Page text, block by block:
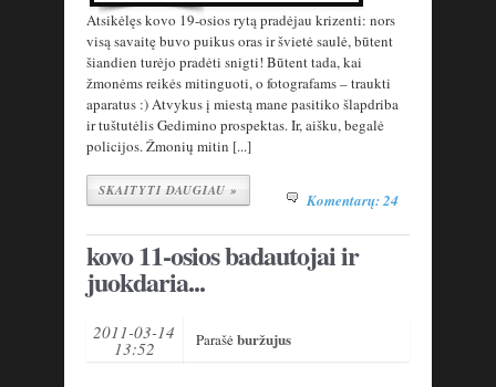
Atsikėlęs kovo 19-osios rytą pradėjau krizenti: nors
visą savaitę buvo puikus oras ir švietė saulė, būtent
šiandien turėjo pradėti snigti! Būtent tada, kai
žmonėms reikės mitinguoti, o fotografams – traukti
aparatus :) Atvykus į miestą mane pasitiko šlapdriba
ir tuštutėlis Gedimino prospektas. Ir, aišku, begalė
policijos. Žmonių mitin [...]
SKAITYTI DAUGIAU » Komentarų: 24
kovo 11-osios badautojai ir
juokdaria...
2011-03-14
13:52 Parašėburžujus